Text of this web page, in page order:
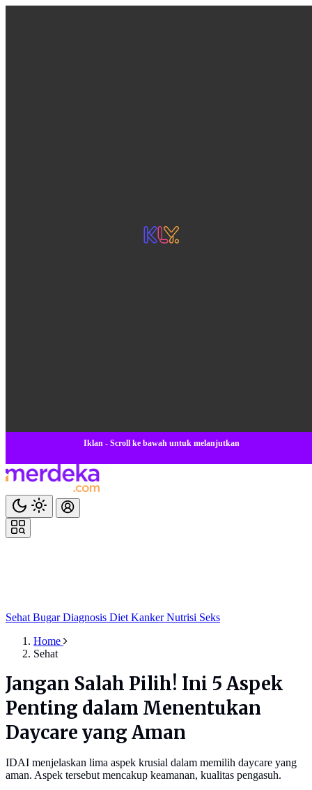
Iklan - Scroll ke bawah untuk melanjutkan
Sehat BugarDiagnosis Diet KankerNutrisi Seks
Home
Sehat
Jangan Salah Pilih! Ini 5 Aspek
Penting dalam Menentukan
Daycare yang Aman
IDAI menjelaskan lima aspek krusial dalam memilih daycare yang
aman. Aspek tersebut mencakup keamanan, kualitas pengasuh.